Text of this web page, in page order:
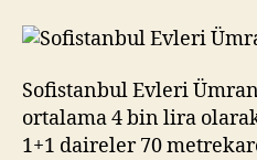
Sofistanbul Evleri
ortalama 4 bin lira
1+1 daireler 70